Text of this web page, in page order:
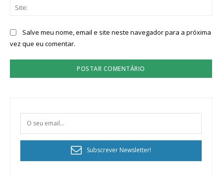
Salve meu nome, email e site neste navegador para a próxima
vez que eu comentar.
Subscrever Newsletter!